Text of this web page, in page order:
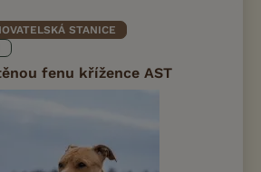
STANICE
fenu křížence AST